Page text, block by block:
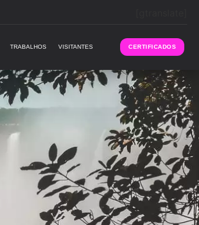
TRABALHOS VISITANTES CERTIFICADOS